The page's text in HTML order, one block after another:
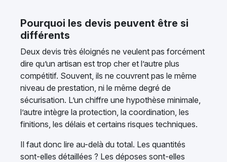
Pourquoi les devis peuvent être si
différents
Deux devis très éloignés ne veulent pas forcément
dire qu’un artisan est trop cher et l’autre plus
compétitif. Souvent, ils ne couvrent pas le même
niveau de prestation, ni le même degré de
sécurisation. L’un chiffre une hypothèse minimale,
l’autre intègre la protection, la coordination, les
finitions, les délais et certains risques techniques.
Il faut donc lire au-delà du total. Les quantités
sont-elles détaillées ? Les déposes sont-elles